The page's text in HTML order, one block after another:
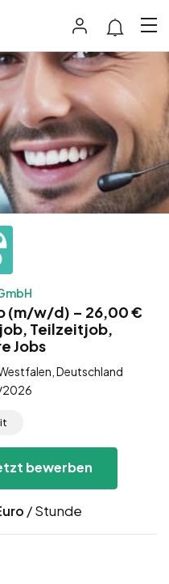
(m/w/d) – 26,00 €
Teilzeitjob,
Jobs
Deutschland
bewerben
/ Stunde